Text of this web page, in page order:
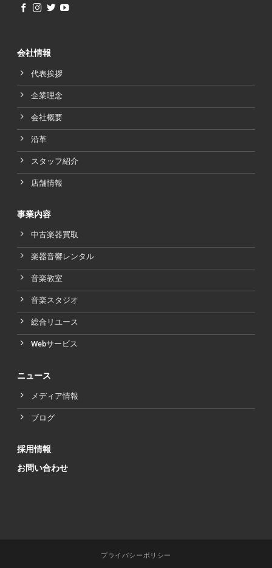
会社情報
代表挨拶
企業理念
会社概要
沿革
スタッフ紹介
店舗情報
事業内容
中古楽器買取
楽器音響レンタル
音楽教室
音楽スタジオ
総合リユース
Webサービス
ニュース
メディア情報
ブログ
採用情報
お問い合わせ
プライバシーポリシー